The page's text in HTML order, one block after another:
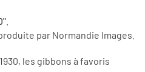
par Normandie Images.
les gibbons à favoris